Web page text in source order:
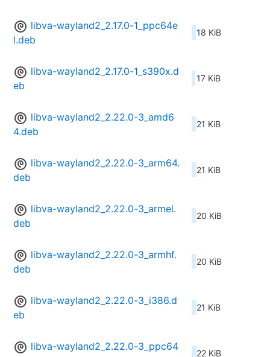
libva-wayland2_2.17.0-1_ppc64e
l.deb
18 KiB
libva-wayland2_2.17.0-1_s390x.d
eb
17 KiB
libva-wayland2_2.22.0-3_amd6
4.deb
21 KiB
libva-wayland2_2.22.0-3_arm64.
deb
21 KiB
libva-wayland2_2.22.0-3_armel.
deb
20 KiB
libva-wayland2_2.22.0-3_armhf.
deb
20 KiB
libva-wayland2_2.22.0-3_i386.d
eb
21 KiB
libva-wayland2_2.22.0-3_ppc64
22 KiB